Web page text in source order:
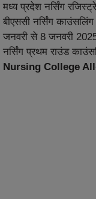
मध्य प्रदेश नर्सिंग
बीएससी नर्सिंग
जनवरी से 8 जनवरी
नर्सिंग प्रथम राउंड
Nursing College